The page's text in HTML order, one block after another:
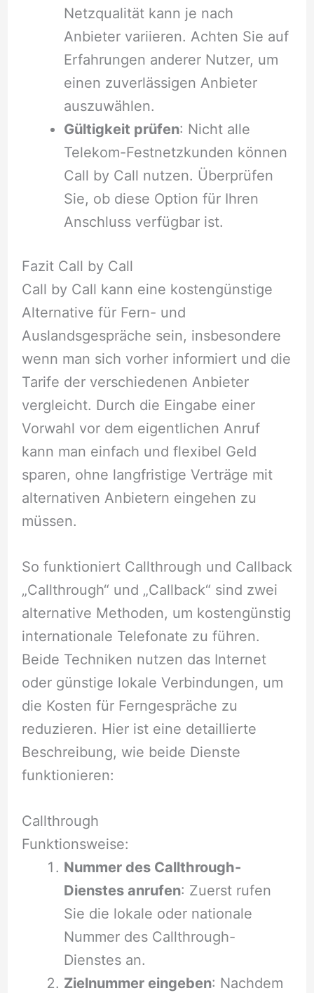
Netzqualität kann je nach
Anbieter variieren. Achten Sie auf
Erfahrungen anderer Nutzer, um
einen zuverlässigen Anbieter
auszuwählen.
Gültigkeit prüfen: Nicht alle
Telekom-Festnetzkunden können
Call by Call nutzen. Überprüfen
Sie, ob diese Option für Ihren
Anschluss verfügbar ist.
Fazit Call by Call
Call by Call kann eine kostengünstige
Alternative für Fern- und
Auslandsgespräche sein, insbesondere
wenn man sich vorher informiert und die
Tarife der verschiedenen Anbieter
vergleicht. Durch die Eingabe einer
Vorwahl vor dem eigentlichen Anruf
kann man einfach und flexibel Geld
sparen, ohne langfristige Verträge mit
alternativen Anbietern eingehen zu
müssen.
So funktioniert Call­through und Call­back
„Callthrough“ und „Callback“ sind zwei
alternative Methoden, um kostengünstig
internationale Telefonate zu führen.
Beide Techniken nutzen das Internet
oder günstige lokale Verbindungen, um
die Kosten für Ferngespräche zu
reduzieren. Hier ist eine detaillierte
Beschreibung, wie beide Dienste
funktionieren:
Callthrough
Funktionsweise:
Nummer des Callthrough-
Dienstes anrufen: Zuerst rufen
Sie die lokale oder nationale
Nummer des Callthrough-
Dienstes an.
Zielnummer eingeben: Nachdem